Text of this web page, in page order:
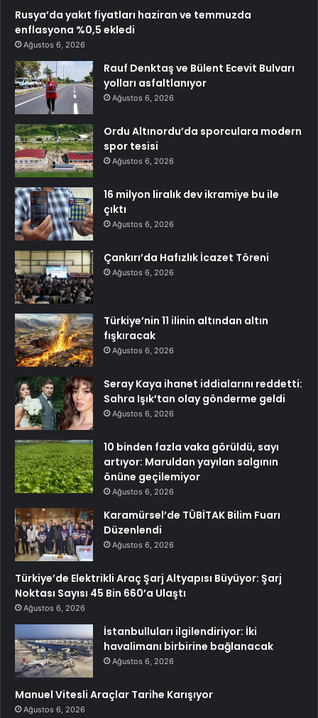
Rusya’da yakıt fiyatları haziran ve temmuzda
enflasyona %0,5 ekledi
Ağustos 6, 2026
Rauf Denktaş ve Bülent Ecevit Bulvarı
yolları asfaltlanıyor
Ağustos 6, 2026
Ordu Altınordu’da sporculara modern
spor tesisi
Ağustos 6, 2026
16 milyon liralık dev ikramiye bu ile
çıktı
Ağustos 6, 2026
Çankırı’da Hafızlık İcazet Töreni
Ağustos 6, 2026
Türkiye’nin 11 ilinin altından altın
fışkıracak
Ağustos 6, 2026
Seray Kaya ihanet iddialarını reddetti:
Sahra Işık’tan olay gönderme geldi
Ağustos 6, 2026
10 binden fazla vaka görüldü, sayı
artıyor: Maruldan yayılan salgının
önüne geçilemiyor
Ağustos 6, 2026
Karamürsel’de TÜBİTAK Bilim Fuarı
Düzenlendi
Ağustos 6, 2026
Türkiye’de Elektrikli Araç Şarj Altyapısı Büyüyor: Şarj
Noktası Sayısı 45 Bin 660’a Ulaştı
Ağustos 6, 2026
İstanbulluları ilgilendiriyor: İki
havalimanı birbirine bağlanacak
Ağustos 6, 2026
Manuel Vitesli Araçlar Tarihe Karışıyor
Ağustos 6, 2026